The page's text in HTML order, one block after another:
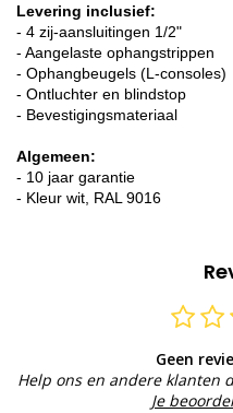
Levering inclusief:
- 4 zij-aansluitingen 1/2"
- Aangelaste ophangstrippen
- Ophangbeugels (L-consoles)
- Ontluchter en blindstop
- Bevestigingsmateriaal
Algemeen:
- 10 jaar garantie
- Kleur wit, RAL 9016
Geen
Help ons en andere klanten
Je